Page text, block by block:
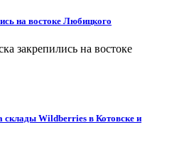
на востоке Любицкого
Wildberries в Котовске и